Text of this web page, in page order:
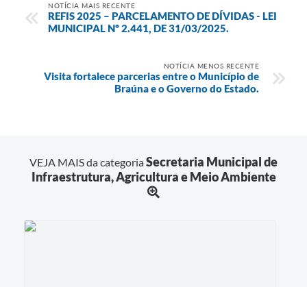
NOTÍCIA MAIS RECENTE
REFIS 2025 – PARCELAMENTO DE DÍVIDAS - LEI
MUNICIPAL Nº 2.441, DE 31/03/2025.
NOTÍCIA MENOS RECENTE
Visita fortalece parcerias entre o Município de
Braúna e o Governo do Estado.
VEJA MAIS da categoriaSecretaria Municipal de
Infraestrutura, Agricultura e Meio Ambiente